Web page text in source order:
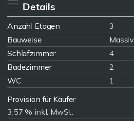
Details
Anzahl Etagen
3
Bauweise
Massiv
Schlafzimmer
4
Badezimmer
2
WC
1
Provision für Käufer
3,57 % inkl. MwSt.